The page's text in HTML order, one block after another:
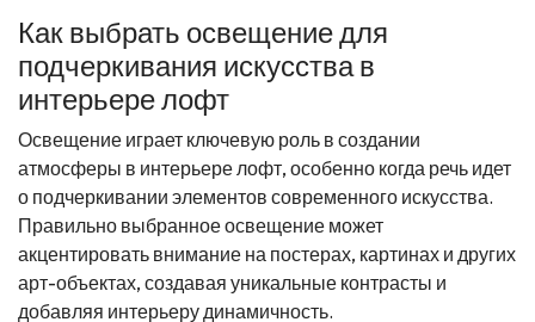
Как выбрать освещение для
подчеркивания искусства в
интерьере лофт
Освещение играет ключевую роль в создании
атмосферы в интерьере лофт, особенно когда речь идет
о подчеркивании элементов современного искусства.
Правильно выбранное освещение может
акцентировать внимание на постерах, картинах и других
арт-объектах, создавая уникальные контрасты и
добавляя интерьеру динамичность.